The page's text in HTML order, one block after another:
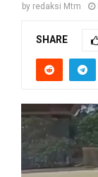
by redaksi Mtm
SHARE